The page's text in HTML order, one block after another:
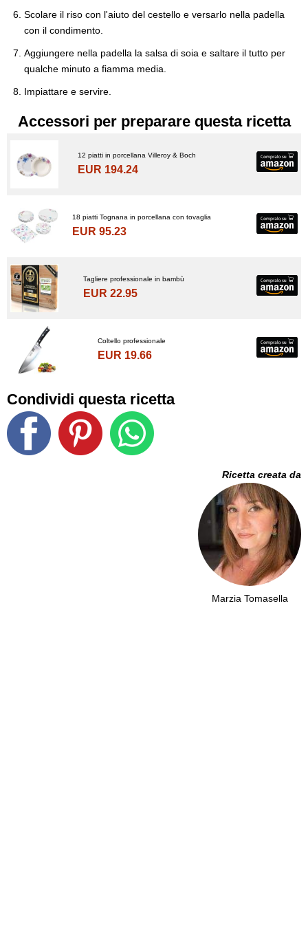
Scolare il riso con l'aiuto del cestello e versarlo nella padella
con il condimento.
Aggiungere nella padella la salsa di soia e saltare il tutto per
qualche minuto a fiamma media.
Impiattare e servire.
Accessori per preparare questa ricetta
12 piatti in porcellana Villeroy & Boch
EUR 194.24
18 piatti Tognana in porcellana con tovaglia
EUR 95.23
Tagliere professionale in bambù
EUR 22.95
Coltello professionale
EUR 19.66
Condividi questa ricetta
Ricetta creata da
Marzia Tomasella